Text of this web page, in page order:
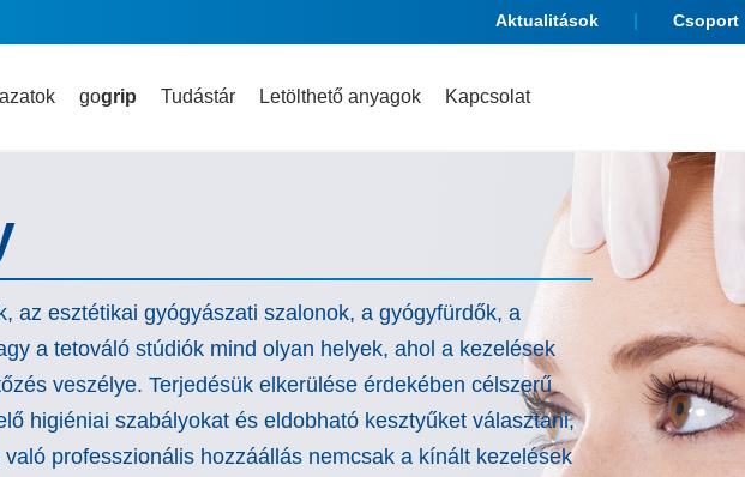
Aktualitások Csoport
gogrip Tudástár Letölthető anyagok Kapcsolat
az esztétikai gyógyászati szalonok, a gyógyfürdők, a
a tetováló stúdiók mind olyan helyek, ahol a kezelések
veszélye. Terjedésük elkerülése érdekében célszerű
higiéniai szabályokat és eldobható kesztyűket választani,
professzionális hozzáállás nemcsak a kínált kezelések